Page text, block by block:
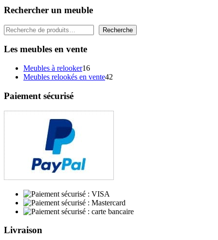
Rechercher un meuble
Rechercher Recherche
Les meubles en vente
Meubles à relooker1616
produits
Meubles relookés en vente42
Paiement sécurisé
Livraison